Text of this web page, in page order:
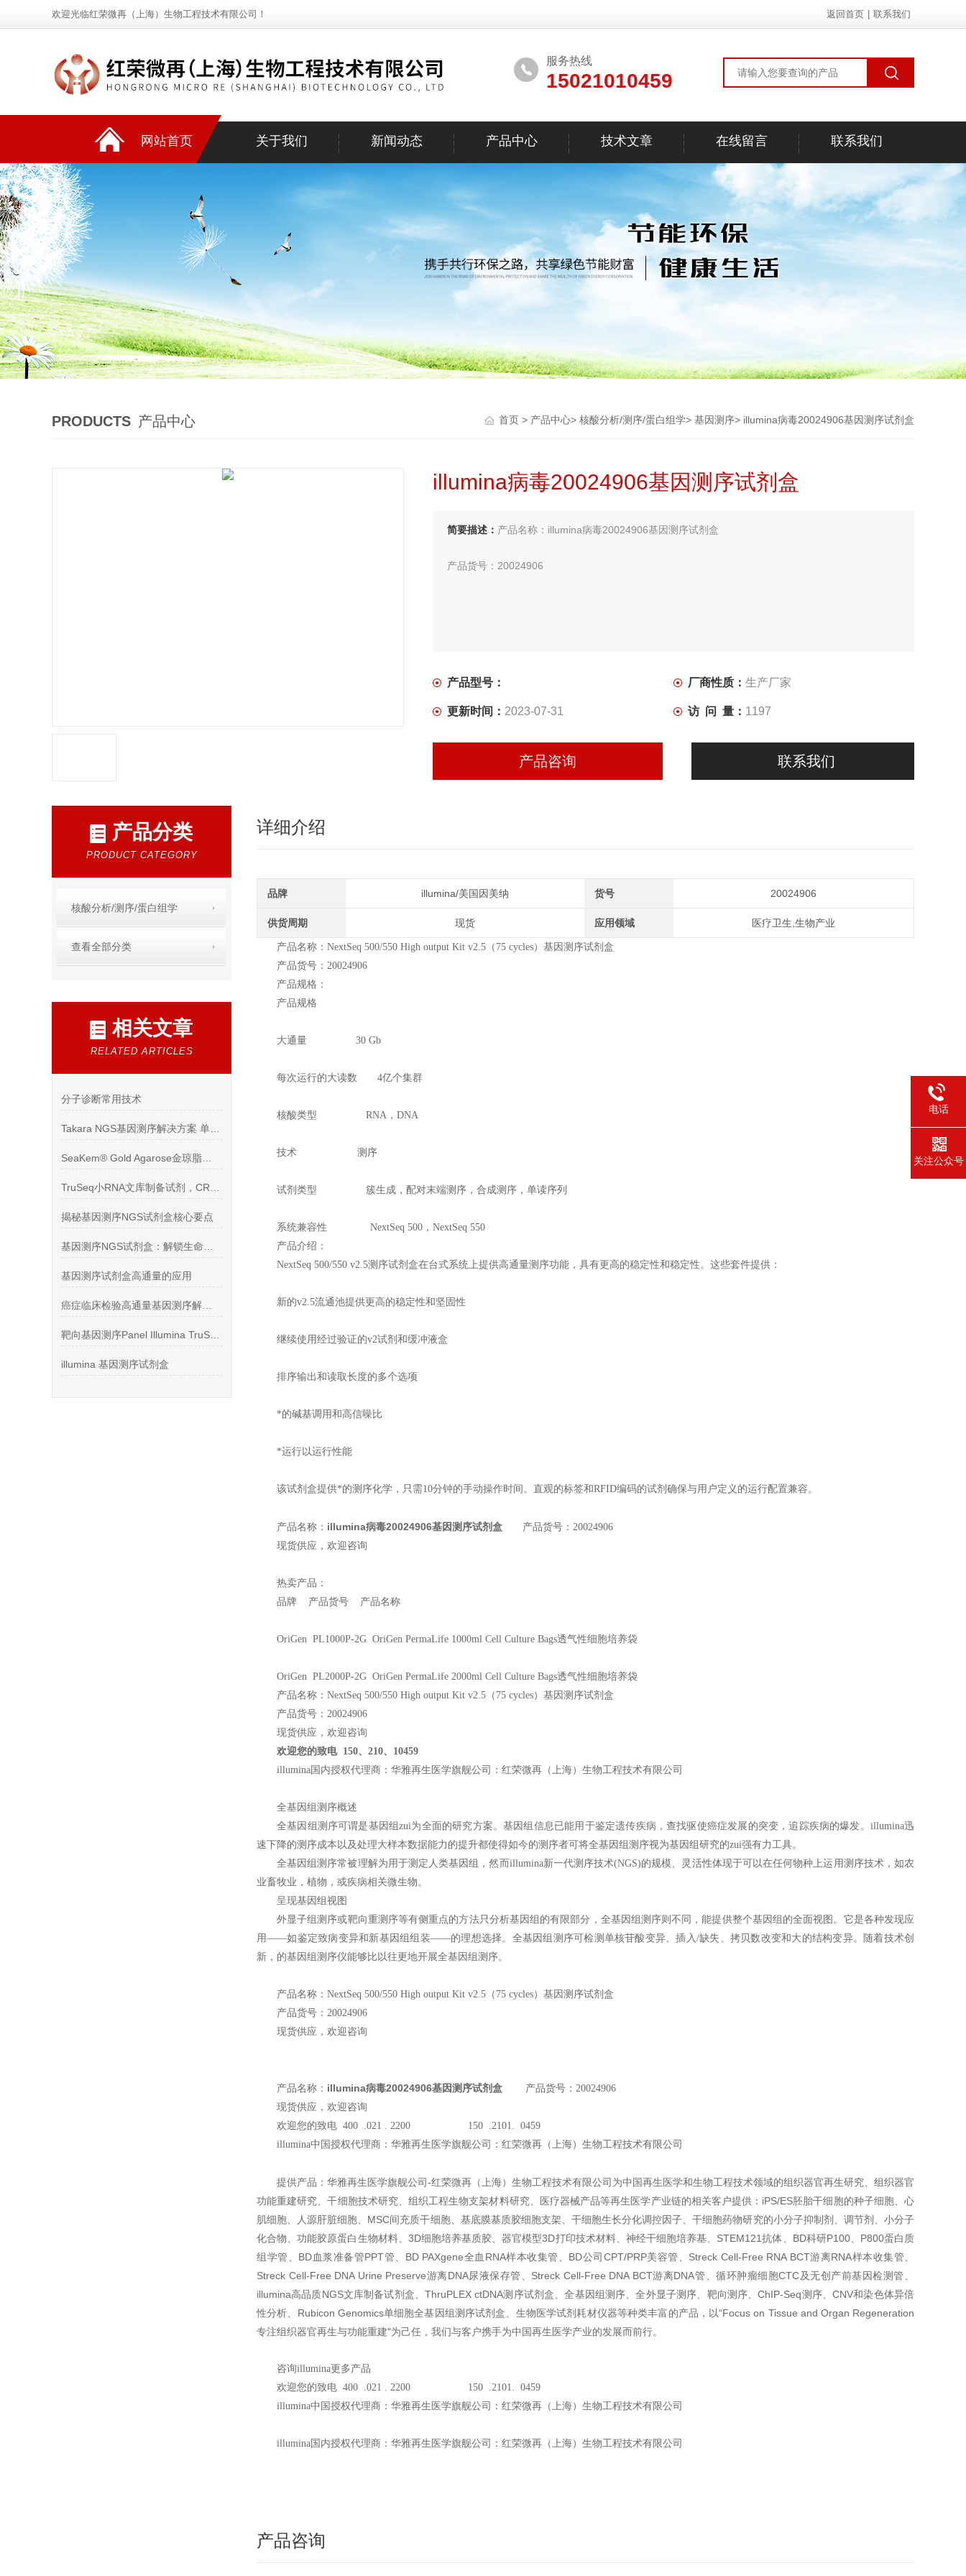
欢迎光临红荣微再（上海）生物工程技术有限公司！ 返回首页 联系我们
服务热线
15021010459
网站首页 关于我们 新闻动态 产品中心 技术文章 在线留言 联系我们
PRODUCTS 产品中心 首页 > 产品中心> 核酸分析/测序/蛋白组学> 基因测序> illumina病毒20024906基因测序试剂盒
illumina病毒20024906基因测序试剂盒
简要描述： 产品名称：illumina病毒20024906基因测序试剂盒
产品货号：20024906
更多生物试剂 就在华雅思创—【华雅思创为您考虑更多！！！】
产品型号： 厂商性质： 生产厂家
更新时间： 2023-07-31 访 问 量： 1197
产品咨询 联系我们
产品分类
PRODUCT CATEGORY
核酸分析/测序/蛋白组学
查看全部分类
相关文章
RELATED ARTICLES
分子诊断常用技术
揭秘基因测序NGS试剂盒核心要点
基因测序试剂盒高通量的应用
illumina 基因测序试剂盒
详细介绍
品牌 illumina/美国因美纳 货号 20024906
供货周期 现货 应用领域 医疗卫生,生物产业
产品名称：NextSeq 500/550 High output Kit v2.5（75 cycles）基因测序试剂盒
产品货号：20024906
产品规格：
产品规格
大通量 30 Gb
每次运行的大读数 4亿个集群
核酸类型 RNA，DNA
技术 测序
试剂类型 簇生成，配对末端测序，合成测序，单读序列
系统兼容性 NextSeq 500，NextSeq 550
产品介绍：
NextSeq 500/550 v2.5测序试剂盒在台式系统上提供高通量测序功能，具有更高的稳定性和稳定性。这些套件提供：
新的v2.5流通池提供更高的稳定性和坚固性
继续使用经过验证的v2试剂和缓冲液盒
排序输出和读取长度的多个选项
*的碱基调用和高信噪比
*运行以运行性能
该试剂盒提供*的测序化学，只需10分钟的手动操作时间。直观的标签和RFID编码的试剂确保与用户定义的运行配置兼容。
产品名称： illumina病毒20024906基因测序试剂盒 产品货号：20024906
现货供应，欢迎咨询
热卖产品：
品牌 产品货号 产品名称
OriGen PL1000P-2G OriGen PermaLife 1000ml Cell Culture Bags透气性细胞培养袋
OriGen PL2000P-2G OriGen PermaLife 2000ml Cell Culture Bags透气性细胞培养袋
产品名称：NextSeq 500/550 High output Kit v2.5（75 cycles）基因测序试剂盒
产品货号：20024906
现货供应，欢迎咨询
欢迎您的致电 150、210、10459
illumina国内授权代理商：华雅再生医学旗舰公司：红荣微再（上海）生物工程技术有限公司
全基因组测序概述
全基因组测序可谓是基因组zui为全面的研究方案。基因组信息已能用于鉴定遗传疾病，查找驱使癌症发展的突变，追踪疾病的爆发。illumina迅
速下降的测序成本以及处理大样本数据能力的提升都使得如今的测序者可将全基因组测序视为基因组研究的zui强有力工具。
全基因组测序常被理解为用于测定人类基因组，然而illumina新一代测序技术(NGS)的规模、灵活性体现于可以在任何物种上运用测序技术，如农
业畜牧业，植物，或疾病相关微生物。
呈现基因组视图
外显子组测序或靶向重测序等有侧重点的方法只分析基因组的有限部分，全基因组测序则不同，能提供整个基因组的全面视图。它是各种发现应
用——如鉴定致病变异和新基因组组装——的理想选择。全基因组测序可检测单核苷酸变异、插入/缺失、拷贝数改变和大的结构变异。随着技术创
新，的基因组测序仪能够比以往更地开展全基因组测序。
产品名称：NextSeq 500/550 High output Kit v2.5（75 cycles）基因测序试剂盒
产品货号：20024906
现货供应，欢迎咨询
产品名称： illumina病毒20024906基因测序试剂盒 产品货号：20024906
现货供应，欢迎咨询
欢迎您的致电 400 .021 . 2200 150 .2101. 0459
illumina中国授权代理商：华雅再生医学旗舰公司：红荣微再（上海）生物工程技术有限公司
提供产品：华雅再生医学旗舰公司-红荣微再（上海）生物工程技术有限公司为中国再生医学和生物工程技术领域的组织器官再生研究、组织器官
功能重建研究、干细胞技术研究、组织工程生物支架材料研究、医疗器械产品等再生医学产业链的相关客户提供：iPS/ES胚胎干细胞的种子细胞、心
肌细胞、人源肝脏细胞、MSC间充质干细胞、基底膜基质胶细胞支架、干细胞生长分化调控因子、干细胞药物研究的小分子抑制剂、调节剂、小分子
化合物、功能胶原蛋白生物材料、3D细胞培养基质胶、器官模型3D打印技术材料、神经干细胞培养基、STEM121抗体、BD科研P100、P800蛋白质
组学管、BD血浆准备管PPT管、BD PAXgene全血RNA样本收集管、BD公司CPT/PRP美容管、Streck Cell-Free RNA BCT游离RNA样本收集管、
Streck Cell-Free DNA Urine Preserve游离DNA尿液保存管、Streck Cell-Free DNA BCT游离DNA管、循环肿瘤细胞CTC及无创产前基因检测管、
illumina高品质NGS文库制备试剂盒、ThruPLEX ctDNA测序试剂盒、全基因组测序、全外显子测序、靶向测序、ChIP-Seq测序、CNV和染色体异倍
性分析、Rubicon Genomics单细胞全基因组测序试剂盒、生物医学试剂耗材仪器等种类丰富的产品，以“Focus on Tissue and Organ Regeneration
专注组织器官再生与功能重建"为己任，我们与客户携手为中国再生医学产业的发展而前行。
咨询illumina更多产品
欢迎您的致电 400 .021 . 2200 150 .2101. 0459
illumina中国授权代理商：华雅再生医学旗舰公司：红荣微再（上海）生物工程技术有限公司
illumina国内授权代理商：华雅再生医学旗舰公司：红荣微再（上海）生物工程技术有限公司
产品咨询
电话
关注公众号